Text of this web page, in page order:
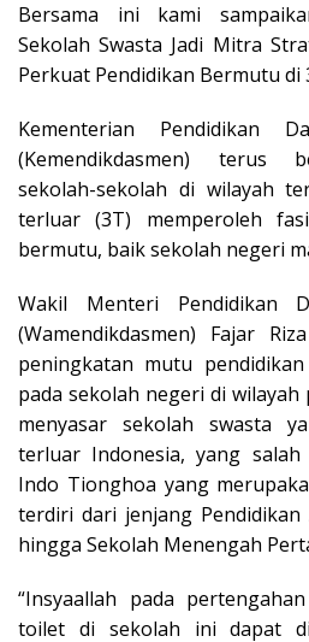
Bersama ini kami
Sekolah Swasta Jadi Mitra
Perkuat Pendidikan Bermutu di
Kementerian Pendidikan
(Kemendikdasmen) terus
sekolah-sekolah di wilayah
terluar (3T) memperoleh
bermutu, baik sekolah negeri
Wakil Menteri Pendidikan
(Wamendikdasmen) Fajar
peningkatan mutu
pada sekolah negeri di
menyasar sekolah swasta
terluar Indonesia, yang salah
Indo Tionghoa yang
terdiri dari jenjang Pendidikan
hingga Sekolah Menengah
“Insyaallah pada
toilet di sekolah ini dapat